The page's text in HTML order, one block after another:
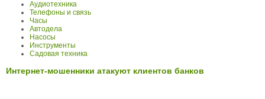
Аудиотехника
Телефоны и связь
Часы
Автодела
Насосы
Инструменты
Садовая техника
Интернет-мошенники атакуют клиентов банков